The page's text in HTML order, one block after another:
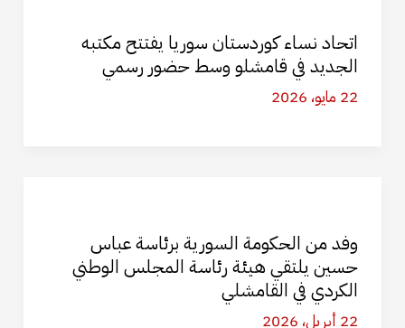
اتحاد نساء كوردستان سوريا يفتتح مكتبه
الجديد في قامشلو وسط حضور رسمي
22 مايو، 2026
وفد من الحكومة السورية برئاسة عباس
حسين يلتقي هيئة رئاسة المجلس الوطني
الكردي في القامشلي
22 أبريل، 2026